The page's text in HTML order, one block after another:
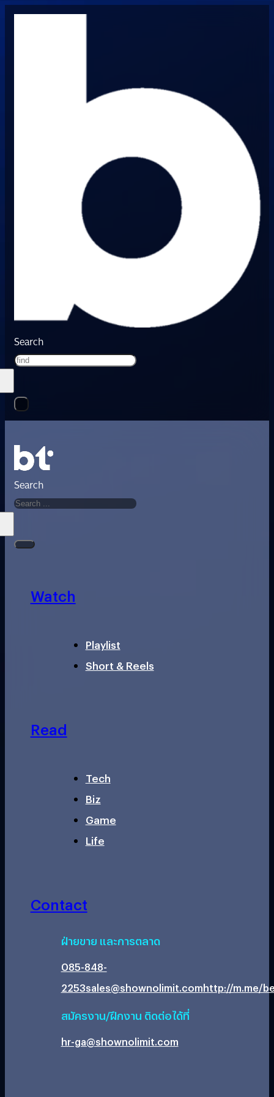
Search
Search
Watch
Playlist
Short & Reels
Read
Tech
Biz
Game
Life
Contact
ฝ่ายขาย และการตลาด
085-848-
2253sales@shownolimit.comhttp://m.me/
สมัครงาน/ฝึกงาน ติดต่อได้ที่
hr-ga@shownolimit.com